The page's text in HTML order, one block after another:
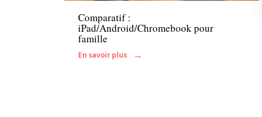
Comparatif :
iPad/Android/Chromebook pour
famille
En savoir plus